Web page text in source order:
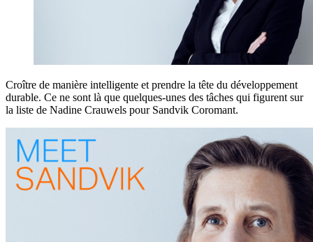
Croître de manière intelligente et prendre la tête du développement
durable. Ce ne sont là que quelques-unes des tâches qui figurent sur
la liste de Nadine Crauwels pour Sandvik Coromant.